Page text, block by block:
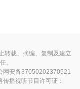
转载、摘编、复制及建立
。
安备37050202370521
播视听节目许可证：